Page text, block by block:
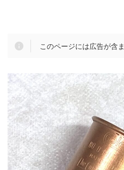
このページには広告が含